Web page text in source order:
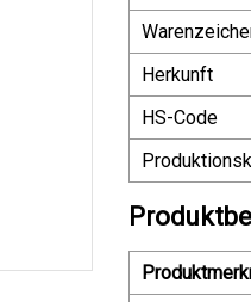
Herkunft
HS-Code